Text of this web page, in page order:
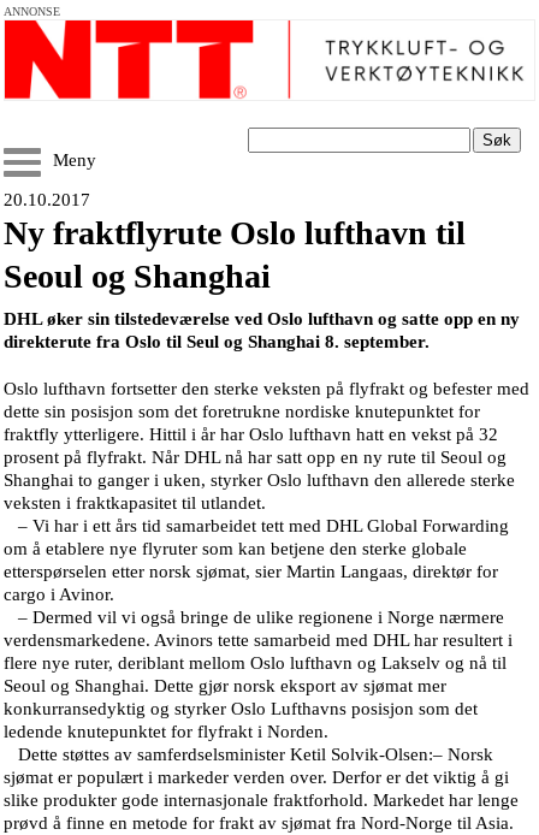
ANNONSE
Søk
Meny
20.10.2017
Ny fraktflyrute Oslo lufthavn til
Seoul og Shanghai
DHL øker sin tilstedeværelse ved Oslo lufthavn og satte opp en ny
direkterute fra Oslo til Seul og Shanghai 8. september.
Oslo lufthavn fortsetter den sterke veksten på flyfrakt og befester med
dette sin posisjon som det foretrukne nordiske knutepunktet for
fraktfly ytterligere. Hittil i år har Oslo lufthavn hatt en vekst på 32
prosent på flyfrakt. Når DHL nå har satt opp en ny rute til Seoul og
Shanghai to ganger i uken, styrker Oslo lufthavn den allerede sterke
veksten i fraktkapasitet til utlandet.
– Vi har i ett års tid samarbeidet tett med DHL Global Forwarding
om å etablere nye flyruter som kan betjene den sterke globale
etterspørselen etter norsk sjømat, sier Martin Langaas, direktør for
cargo i Avinor.
– Dermed vil vi også bringe de ulike regionene i Norge nærmere
verdensmarkedene. Avinors tette samarbeid med DHL har resultert i
flere nye ruter, deriblant mellom Oslo lufthavn og Lakselv og nå til
Seoul og Shanghai. Dette gjør norsk eksport av sjømat mer
konkurransedyktig og styrker Oslo Lufthavns posisjon som det
ledende knutepunktet for flyfrakt i Norden.
Dette støttes av samferdselsminister Ketil Solvik-Olsen:– Norsk
sjømat er populært i markeder verden over. Derfor er det viktig å gi
slike produkter gode internasjonale fraktforhold. Markedet har lenge
prøvd å finne en metode for frakt av sjømat fra Nord-Norge til Asia.